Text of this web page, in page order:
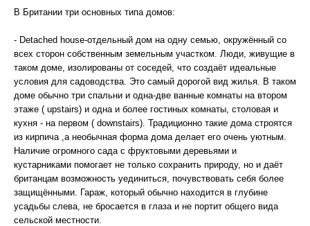
В Британии три основных типа домов:
- Detached house-отдельный дом на одну семью, окружённый со
всех сторон собственным земельным участком. Люди, живущие в
таком доме, изолированы от соседей, что создаёт идеальные
условия для садоводства. Это самый дорогой вид жилья. В таком
доме обычно три спальни и одна-две ванные комнаты на втором
этаже ( upstairs) и одна и более гостиных комнаты, столовая и
кухня - на первом ( downstairs). Традиционно такие дома строятся
из кирпича ,а необычная форма дома делает его очень уютным.
Наличие огромного сада с фруктовыми деревьями и
кустарниками помогает не только сохранить природу, но и даёт
британцам возможность уединиться, почувствовать себя более
защищёнными. Гараж, который обычно находится в глубине
усадьбы слева, не бросается в глаза и не портит общего вида
сельской местности.